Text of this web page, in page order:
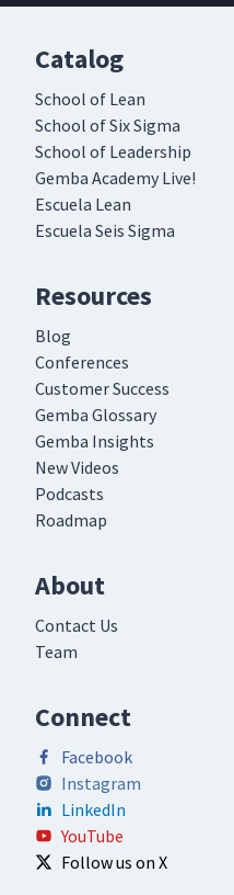
Catalog
School of Lean
School of Six Sigma
School of Leadership
Gemba Academy Live!
Escuela Lean
Escuela Seis Sigma
Resources
Blog
Conferences
Customer Success
Gemba Glossary
Gemba Insights
New Videos
Podcasts
Roadmap
About
Contact Us
Team
Connect
Facebook
Instagram
LinkedIn
YouTube
Follow us on X